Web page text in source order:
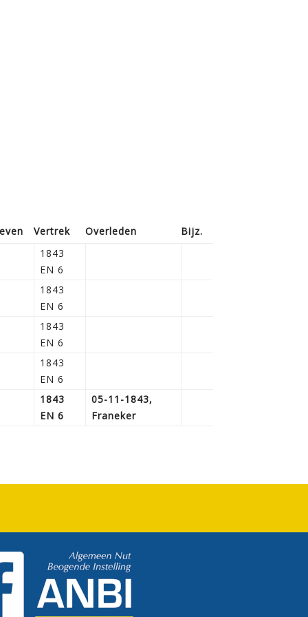
Vertrek Overleden
Bijz.
1843
EN 6
1843
EN 6
1843
EN 6
1843
EN 6
1843
EN 6
05-11-1843,
Franeker